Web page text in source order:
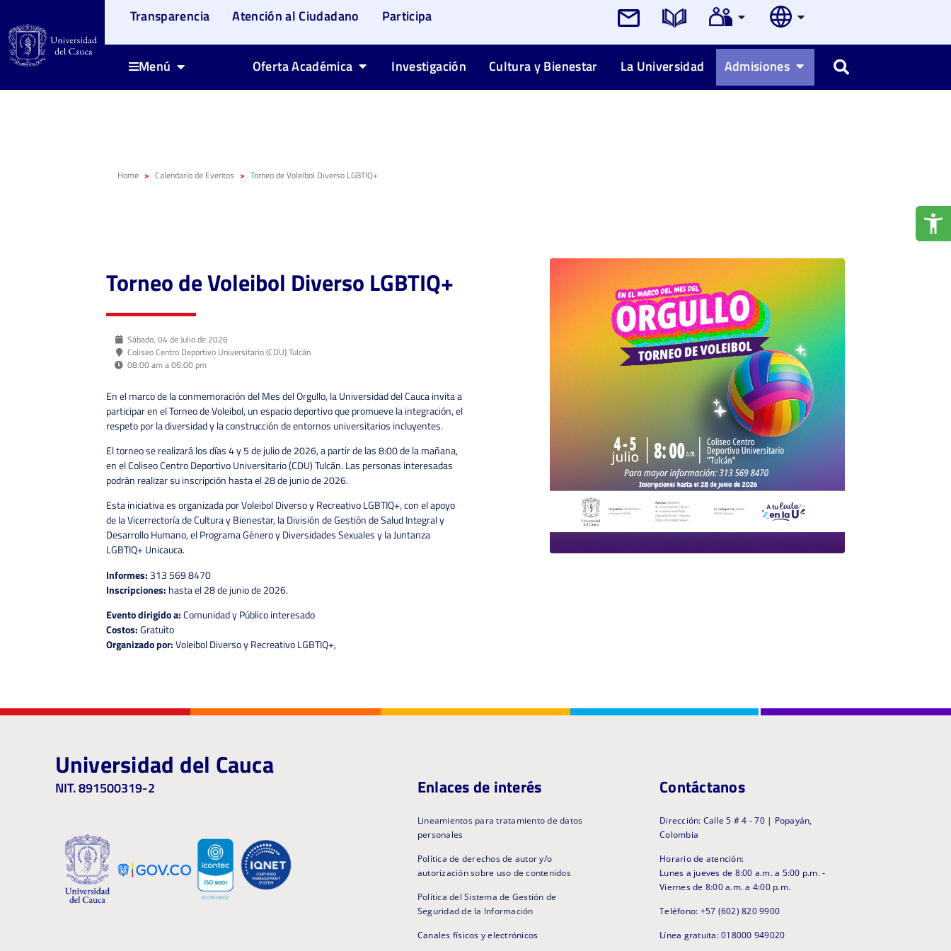
Transparencia Atención al Ciudadano Participa
Menú Oferta Académica Investigación Cultura y Bienestar La Universidad Admisiones Buscar
Home Calendario de Eventos Torneo de Voleibol Diverso LGBTIQ+
Torneo de Voleibol Diverso LGBTIQ+
Sábado, 04 de Julio de 2026
Coliseo Centro Deportivo Universitario (CDU) Tulcán
08:00 am a 06:00 pm
En el marco de la conmemoración del Mes del Orgullo, la Universidad del Cauca invita a
participar en el Torneo de Voleibol, un espacio deportivo que promueve la integración, el
respeto por la diversidad y la construcción de entornos universitarios incluyentes.
El torneo se realizará los días 4 y 5 de julio de 2026, a partir de las 8:00 de la mañana,
en el Coliseo Centro Deportivo Universitario (CDU) Tulcán. Las personas interesadas
podrán realizar su inscripción hasta el 28 de junio de 2026.
Esta iniciativa es organizada por Voleibol Diverso y Recreativo LGBTIQ+, con el apoyo
de la Vicerrectoría de Cultura y Bienestar, la División de Gestión de Salud Integral y
Desarrollo Humano, el Programa Género y Diversidades Sexuales y la Juntanza
LGBTIQ+ Unicauca.
Informes: 313 569 8470
Inscripciones: hasta el 28 de junio de 2026.
Evento dirigido a:Comunidad y Público interesado
Costos:Gratuito
Organizado por:Voleibol Diverso y Recreativo LGBTIQ+,
Universidad del Cauca
NIT. 891500319-2 Enlaces de interés
Lineamientos para tratamiento de datos
personales
Política de derechos de autor y/o
autorización sobre uso de contenidos
Política del Sistema de Gestión de
Seguridad de la Información
Canales físicos y electrónicos
Contáctanos
Dirección: Calle 5 # 4 - 70 | Popayán,
Colombia
Horario de atención:
Lunes a jueves de 8:00 a.m. a 5:00 p.m. -
Viernes de 8:00 a.m. a 4:00 p.m.
Teléfono: +57 (602) 820 9900
Línea gratuita: 018000 949020